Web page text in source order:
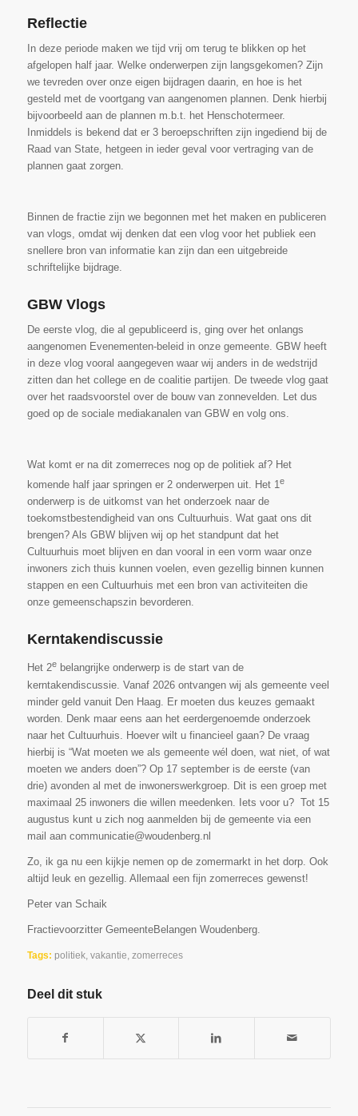
Reflectie
In deze periode maken we tijd vrij om terug te blikken op het
afgelopen half jaar. Welke onderwerpen zijn langsgekomen? Zijn
we tevreden over onze eigen bijdragen daarin, en hoe is het
gesteld met de voortgang van aangenomen plannen. Denk hierbij
bijvoorbeeld aan de plannen m.b.t. het Henschotermeer.
Inmiddels is bekend dat er 3 beroepschriften zijn ingediend bij de
Raad van State, hetgeen in ieder geval voor vertraging van de
plannen gaat zorgen.
Binnen de fractie zijn we begonnen met het maken en publiceren
van vlogs, omdat wij denken dat een vlog voor het publiek een
snellere bron van informatie kan zijn dan een uitgebreide
schriftelijke bijdrage.
GBW Vlogs
De eerste vlog, die al gepubliceerd is, ging over het onlangs
aangenomen Evenementen-beleid in onze gemeente. GBW heeft
in deze vlog vooral aangegeven waar wij anders in de wedstrijd
zitten dan het college en de coalitie partijen. De tweede vlog gaat
over het raadsvoorstel over de bouw van zonnevelden. Let dus
goed op de sociale mediakanalen van GBW en volg ons.
Wat komt er na dit zomerreces nog op de politiek af? Het
komende half jaar springen er 2 onderwerpen uit. Het 1e
onderwerp is de uitkomst van het onderzoek naar de
toekomstbestendigheid van ons Cultuurhuis. Wat gaat ons dit
brengen? Als GBW blijven wij op het standpunt dat het
Cultuurhuis moet blijven en dan vooral in een vorm waar onze
inwoners zich thuis kunnen voelen, even gezellig binnen kunnen
stappen en een Cultuurhuis met een bron van activiteiten die
onze gemeenschapszin bevorderen.
Kerntakendiscussie
Het 2ebelangrijke onderwerp is de start van de
kerntakendiscussie. Vanaf 2026 ontvangen wij als gemeente veel
minder geld vanuit Den Haag. Er moeten dus keuzes gemaakt
worden. Denk maar eens aan het eerdergenoemde onderzoek
naar het Cultuurhuis. Hoever wilt u financieel gaan? De vraag
hierbij is “Wat moeten we als gemeente wél doen, wat niet, of wat
moeten we anders doen”? Op 17 september is de eerste (van
drie) avonden al met de inwonerswerkgroep. Dit is een groep met
maximaal 25 inwoners die willen meedenken. Iets voor u? Tot 15
augustus kunt u zich nog aanmelden bij de gemeente via een
mail aan communicatie@woudenberg.nl
Zo, ik ga nu een kijkje nemen op de zomermarkt in het dorp. Ook
altijd leuk en gezellig. Allemaal een fijn zomerreces gewenst!
Peter van Schaik
Fractievoorzitter GemeenteBelangen Woudenberg.
Tags: politiek, vakantie zomerreces
Deel dit stuk